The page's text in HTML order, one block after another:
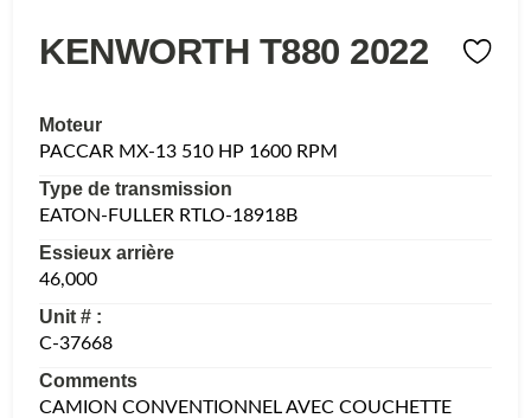
KENWORTH T880 2022
Moteur
PACCAR MX-13 510 HP 1600 RPM
Type de transmission
EATON-FULLER RTLO-18918B
Essieux arrière
46,000
Unit # :
C-37668
Comments
CAMION CONVENTIONNEL AVEC COUCHETTE